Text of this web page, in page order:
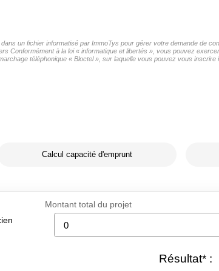
un fichier informatisé par ImmoTys pour gérer votre demande de
Conformément à la loi « informatique et libertés », vous pouvez
téléphonique « Bloctel », sur laquelle vous pouvez vous inscrire
Calcul capacité d'emprunt